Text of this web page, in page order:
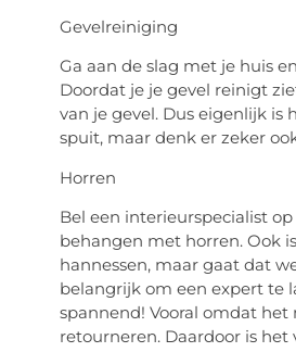
Gevelreiniging
Ga aan de slag met je huis
Doordat je je gevel reinigt
van je gevel. Dus eigenlijk
spuit, maar denk er zeker
Horren
Bel een interieurspecialist
behangen met horren. Ook
hannessen, maar gaat dat
belangrijk om een expert te
spannend! Vooral omdat
retourneren. Daardoor is